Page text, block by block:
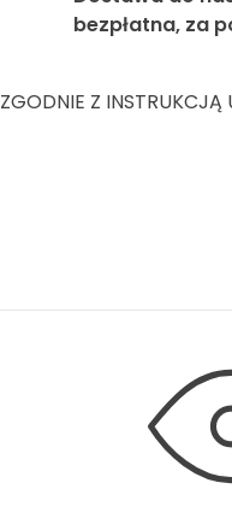
bezpłatna, za
Z INSTRUKCJĄ